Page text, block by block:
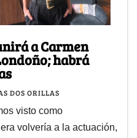
a Carmen
habrá
DOS ORILLAS
visto como
volvería a la actuación,